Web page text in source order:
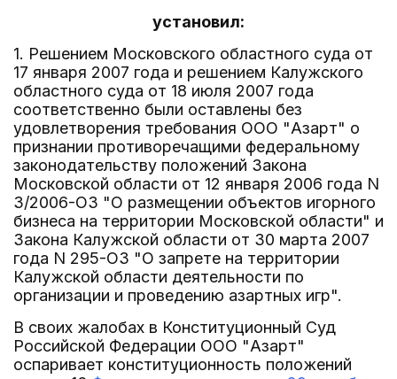
установил:
1. Решением Московского областного суда от
17 января 2007 года и решением Калужского
областного суда от 18 июля 2007 года
соответственно были оставлены без
удовлетворения требования ООО "Азарт" о
признании противоречащими федеральному
законодательству положений Закона
Московской области от 12 января 2006 года N
3/2006-ОЗ "О размещении объектов игорного
бизнеса на территории Московской области" и
Закона Калужской области от 30 марта 2007
года N 295-ОЗ "О запрете на территории
Калужской области деятельности по
организации и проведению азартных игр".
В своих жалобах в Конституционный Суд
Российской Федерации ООО "Азарт"
оспаривает конституционность положений